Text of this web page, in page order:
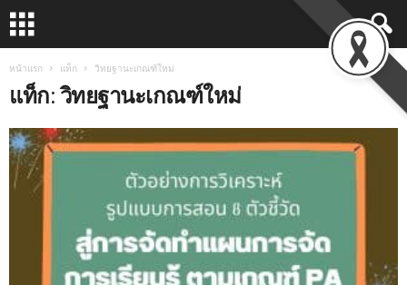
หน้าแรก แท็ก วิทยฐานะเกณฑ์ใหม่
แท็ก: วิทยฐานะเกณฑ์ใหม่